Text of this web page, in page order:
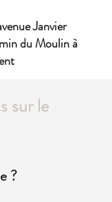
Janvier
du Moulin à
sur le
?